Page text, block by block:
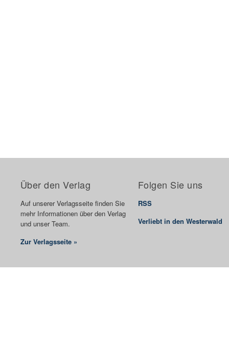
Über den Verlag
Auf unserer Verlagsseite finden Sie
mehr Informationen über den Verlag
und unser Team.
Zur Verlagsseite »
Folgen Sie uns
RSS
Verliebt in den Westerwald